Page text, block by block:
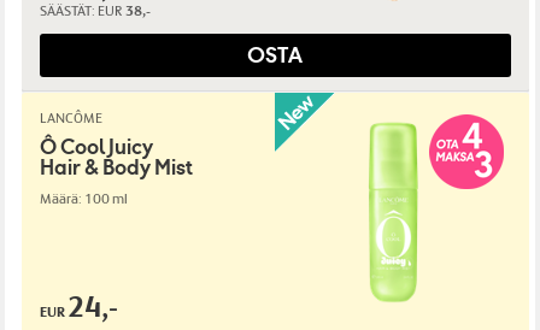
SÄÄSTÄT: EUR 38,-
OSTA
LANCÔME
Ô Cool Juicy
Hair & Body Mist
Määrä: 100 ml
EUR 24,-